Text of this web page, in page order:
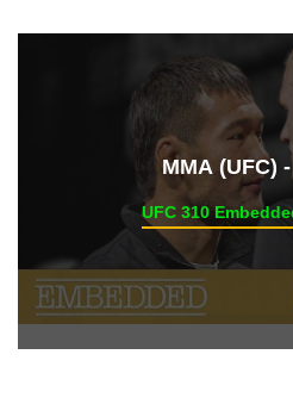
ММА (UFC)
UFC 310